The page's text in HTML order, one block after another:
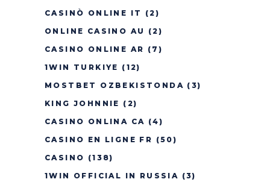
CASINÒ ONLINE IT
(2)
ONLINE CASINO AU
(2)
CASINO ONLINE AR (7)
1WIN TURKIYE (12)
MOSTBET OZBEKISTONDA (3)
KING JOHNNIE (2)
CASINO ONLINA CA (4)
CASINO EN LIGNE FR (50)
CASINO (138)
1WIN OFFICIAL IN RUSSIA (3)